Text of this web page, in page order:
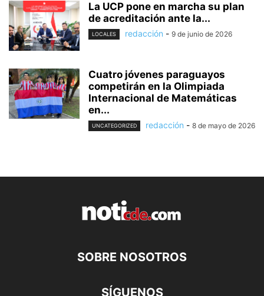
La UCP pone en marcha su plan
de acreditación ante la...
LOCALES redacción - 9 de junio de 2026
Cuatro jóvenes paraguayos
competirán en la Olimpiada
Internacional de Matemáticas
en...
UNCATEGORIZED redacción - 8 de mayo de 2026
SOBRE NOSOTROS
SÍGUENOS